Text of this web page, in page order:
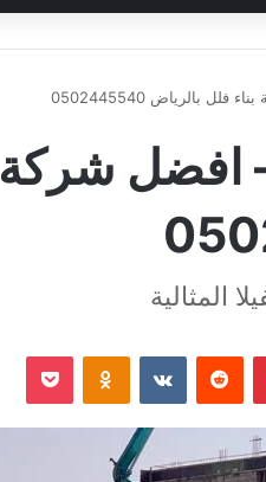
0502445540
افضل شركة
المثالية
بينتيريست ‏VKontakte